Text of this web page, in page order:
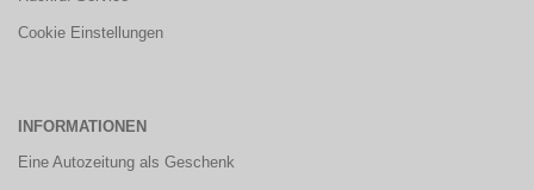
Cookie Einstellungen
INFORMATIONEN
Eine Autozeitung als Geschenk